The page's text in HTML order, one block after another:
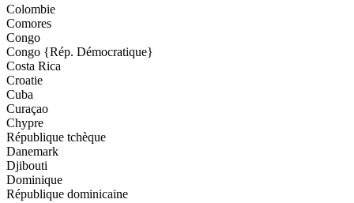
Colombie
Comores
Congo
Congo {Rép. Démocratique}
Costa Rica
Croatie
Cuba
Curaçao
Chypre
République tchèque
Danemark
Djibouti
Dominique
République dominicaine